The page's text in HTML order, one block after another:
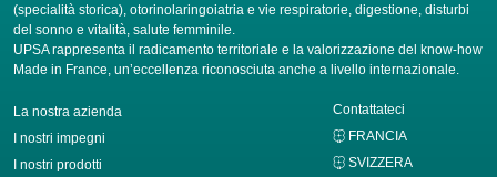
(specialità storica), otorinolaringoiatria e vie respiratorie, digestione, disturbi
del sonno e vitalità, salute femminile.
UPSA rappresenta il radicamento territoriale e la valorizzazione del know-how
Made in France, un’eccellenza riconosciuta anche a livello internazionale.
La nostra azienda
I nostri impegni
I nostri prodotti
Contattateci
FRANCIA
SVIZZERA